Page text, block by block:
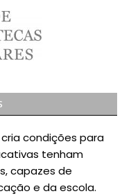
condições para
tenham
capazes de
e da escola.